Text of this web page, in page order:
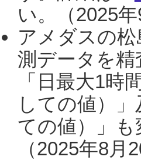
い。（2025年
アメダスの
測データを
「日最大1時
しての値）
ての値）」
（2025年8月